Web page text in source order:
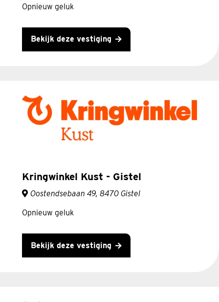
Opnieuw geluk
Bekijk deze vestiging
Kringwinkel Kust - Gistel
Oostendsebaan 49, 8470 Gistel
Opnieuw geluk
Bekijk deze vestiging